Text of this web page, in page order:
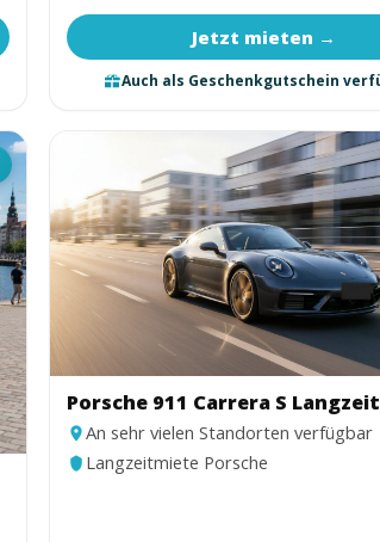
Jetzt mieten →
Auch als Geschenkgutschein
Porsche 911 Carrera S
An sehr vielen Standorten verfügbar
Langzeitmiete Porsche